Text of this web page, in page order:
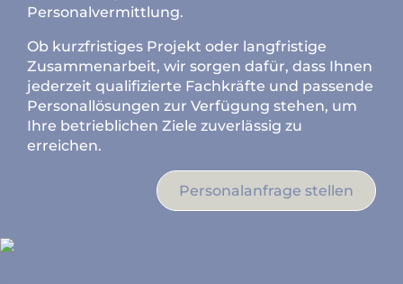
Personalvermittlung.
Ob kurzfristiges Projekt oder langfristige
Zusammenarbeit, wir sorgen dafür, dass Ihnen
jederzeit qualifizierte Fachkräfte und passende
Personallösungen zur Verfügung stehen, um
Ihre betrieblichen Ziele zuverlässig zu
erreichen.
Personalanfrage stellen